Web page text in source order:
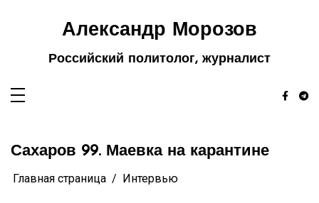
Александр Морозов
Российский политолог, журналист
Сахаров 99. Маевка на карантине
Главная страница Интервью